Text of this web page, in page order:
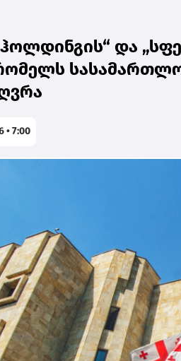
და
• 7:00